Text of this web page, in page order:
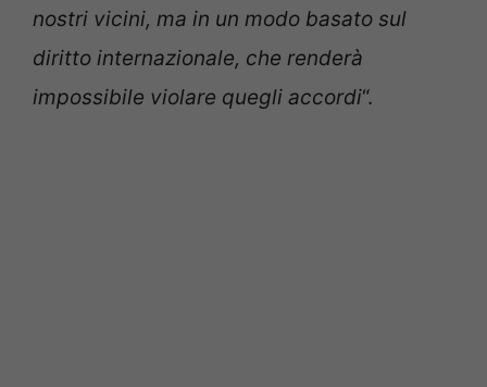
nostri vicini, ma in un modo basato sul
diritto internazionale, che renderà
impossibile violare quegli accordi“.